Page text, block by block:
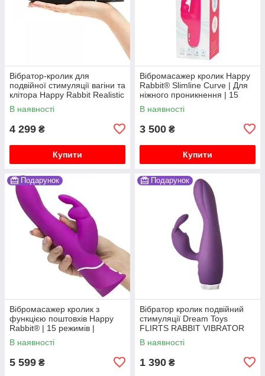
Вібратор-кролик для
подвійної стимуляції вагіни та
клітора Happy Rabbit Realistic
В наявності
4 299 ₴
Купити
Вібромасажер кролик Happy
Rabbit® Slimline Curve | Для
ніжного проникнення | 15
режимів
В наявності
3 500 ₴
Купити
Подарунок
Вібромасажер кролик з
функцією поштовхів Happy
Rabbit® | 15 режимів |
Водонепроникний
В наявності
5 599 ₴
Подарунок
Вібратор кролик подвійний
стимуляції Dream Toys
FLIRTS RABBIT VIBRATOR
PURPLE
В наявності
1 390 ₴